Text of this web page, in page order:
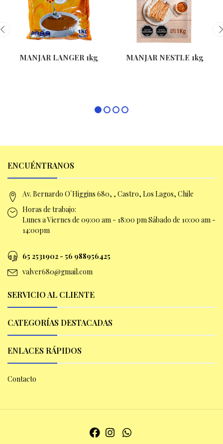
MANJAR LANGER 1kg MANJAR NESTLE 1kg
ENCUÉNTRANOS
Av. Bernardo O`Higgins 680, , Castro, Los Lagos, Chile
Horas de trabajo:
Lunes a Viernes de 09:00 am - 18:00 pm Sábado de 10:00 am -
14:00pm
65 2531902 - 56 988956425
valver680@gmail.com
SERVICIO AL CLIENTE
CATEGORÍAS DESTACADAS
ENLACES RÁPIDOS
Contacto